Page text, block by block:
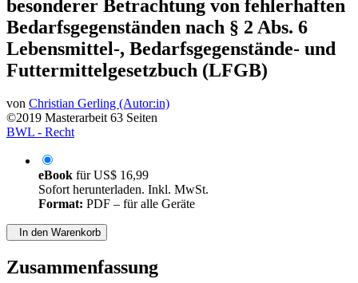
besonderer Betrachtung von fehlerhaften
Bedarfsgegenständen nach § 2 Abs. 6
Lebensmittel-, Bedarfsgegenstände- und
Futtermittelgesetzbuch (LFGB)
von Christian Gerling (Autor:in)
©2019 Masterarbeit 63 Seiten
BWL - Recht
eBook fürUS$ 16,99
Sofort herunterladen. Inkl. MwSt.
Format: PDF – für alle Geräte
In den Warenkorb
Zusammenfassung